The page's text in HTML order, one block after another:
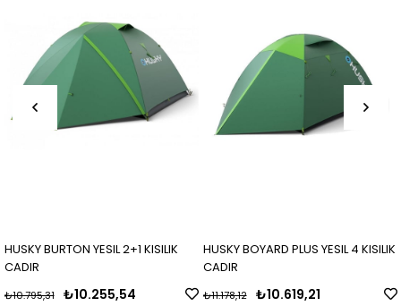
BURTON YESIL 2+1 KISILIK
₺10.255,54
HUSKY BOYARD PLUS YESIL 4 KISILIK
CADIR
₺10.619,21
₺11.178,12